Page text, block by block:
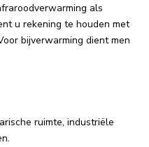
als
u rekening te houden met
bijverwarming dient men
ruimte, industriële